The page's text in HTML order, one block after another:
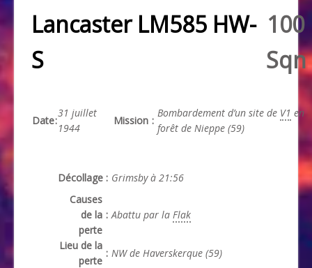
Lancaster LM585 HW-
S
100
Sqn
Date:
31 juillet
1944
Mission :
Bombardement d’un site de V1 en
forêt de Nieppe (59)
Décollage : Grimsby à 21:56
Causes
de la
perte
: Abattu par la Flak
Lieu de la
perte
: NW de Haverskerque (59)